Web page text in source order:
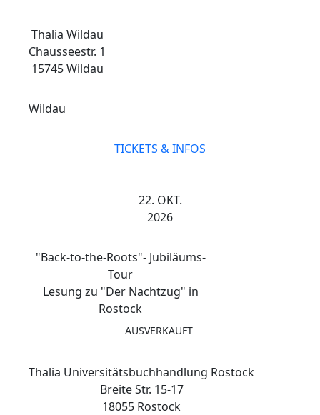
Thalia Wildau
Chausseestr. 1
15745 Wildau
Wildau
TICKETS & INFOS
22. OKT.
2026
"Back-to-the-Roots"- Jubiläums-
Tour
Lesung zu "Der Nachtzug" in
Rostock
AUSVERKAUFT
Thalia Universitätsbuchhandlung Rostock
Breite Str. 15-17
18055 Rostock